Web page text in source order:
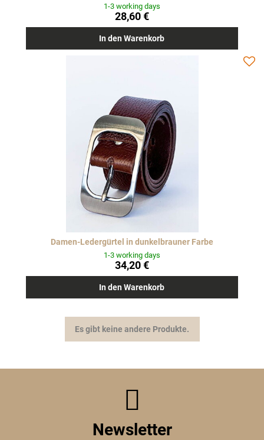
1-3 working days
28,60 €
In den Warenkorb
Damen-Ledergürtel in dunkelbrauner Farbe
1-3 working days
34,20 €
In den Warenkorb
Es gibt keine andere Produkte.
Newsletter